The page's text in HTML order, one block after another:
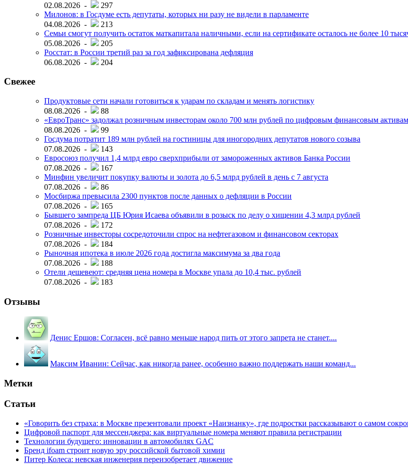
02.08.2026 -
297
Милонов: в Госдуме есть депутаты, которых ни разу не видели в парламенте
04.08.2026 -
213
Семьи смогут получить остаток маткапитала наличными, если на сертификате осталось не более 10
05.08.2026 -
205
Росстат: в России третий раз за год зафиксирована дефляция
06.08.2026 -
204
Свежее
Продуктовые сети начали готовиться к ударам по складам и менять логистику
08.08.2026 -
88
«ЕвроТранс» задолжал розничным инвесторам около 700 млн рублей по цифровым финансовым активам
08.08.2026 -
99
Госдума потратит 189 млн рублей на гостиницы для иногородних депутатов нового созыва
07.08.2026 -
143
Евросоюз получил 1,4 млрд евро сверхприбыли от замороженных активов Банка России
07.08.2026 -
167
Минфин увеличит покупку валюты и золота до 6,5 млрд рублей в день с 7 августа
07.08.2026 -
86
Мосбиржа превысила 2300 пунктов после данных о дефляции в России
07.08.2026 -
165
Бывшего зампреда ЦБ Юрия Исаева объявили в розыск по делу о хищении 4,3 млрд рублей
07.08.2026 -
172
Розничные инвесторы сосредоточили спрос на нефтегазовом и финансовом секторах
07.08.2026 -
184
Рыночная ипотека в июле 2026 года достигла максимума за два года
07.08.2026 -
188
Отели дешевеют: средняя цена номера в Москве упала до 10,4 тыс. рублей
07.08.2026 -
183
Отзывы
Денис Ершов: Согласен, всё равно меньше народ пить от этого запрета не станет....
Максим Иванин: Сейчас, как никогда ранее, особенно важно поддержать наши команд...
Метки
Статьи
«Говорить без страха: в Москве презентовали проект «Наизнанку», где подростки рассказывают о самом
Цифровой паспорт для мессенджера: как виртуальные номера меняют правила регистрации
Технологии будущего: инновации в автомобилях GAC
Бренд ifoam строит новую эру российской бытовой химии
Питер Колеса: невская инженерия переизобретает движение